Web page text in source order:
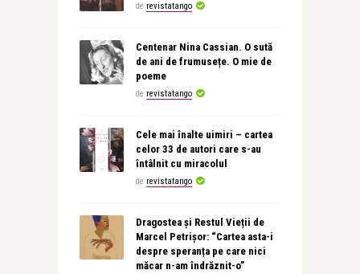
de revistatango
Centenar Nina Cassian. O sută
de ani de frumusețe. O mie de
poeme
de revistatango
Cele mai înalte uimiri – cartea
celor 33 de autori care s-au
întâlnit cu miracolul
de revistatango
Dragostea și Restul Vieții de
Marcel Petrișor: “Cartea asta-i
despre speranța pe care nici
măcar n-am îndrăznit-o”